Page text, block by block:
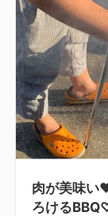
肉が美味い
ろける